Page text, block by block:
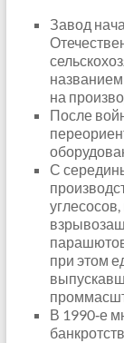
Завод
на
После
С
при этом
В 1990‑е